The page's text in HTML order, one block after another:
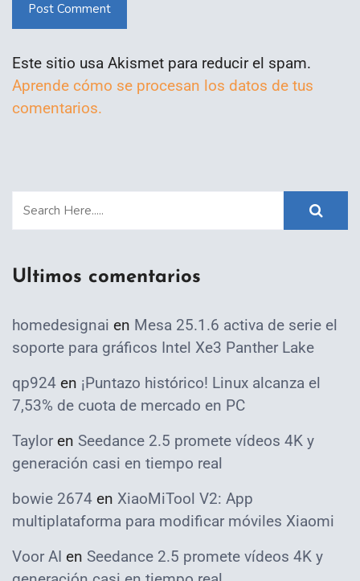
Post Comment
Este sitio usa Akismet para reducir el spam.
Aprende cómo se procesan los datos de tus
comentarios.
Ultimos comentarios
homedesignai en Mesa 25.1.6 activa de serie el
soporte para gráficos Intel Xe3 Panther Lake
qp924 en ¡Puntazo histórico! Linux alcanza el
7,53% de cuota de mercado en PC
Taylor en Seedance 2.5 promete vídeos 4K y
generación casi en tiempo real
bowie 2674 en XiaoMiTool V2: App
multiplataforma para modificar móviles Xiaomi
Voor AI en Seedance 2.5 promete vídeos 4K y